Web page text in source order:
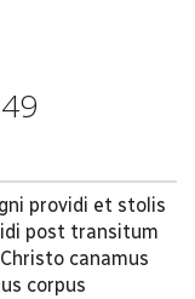
providi et stolis
post transitum
canamus
corpus